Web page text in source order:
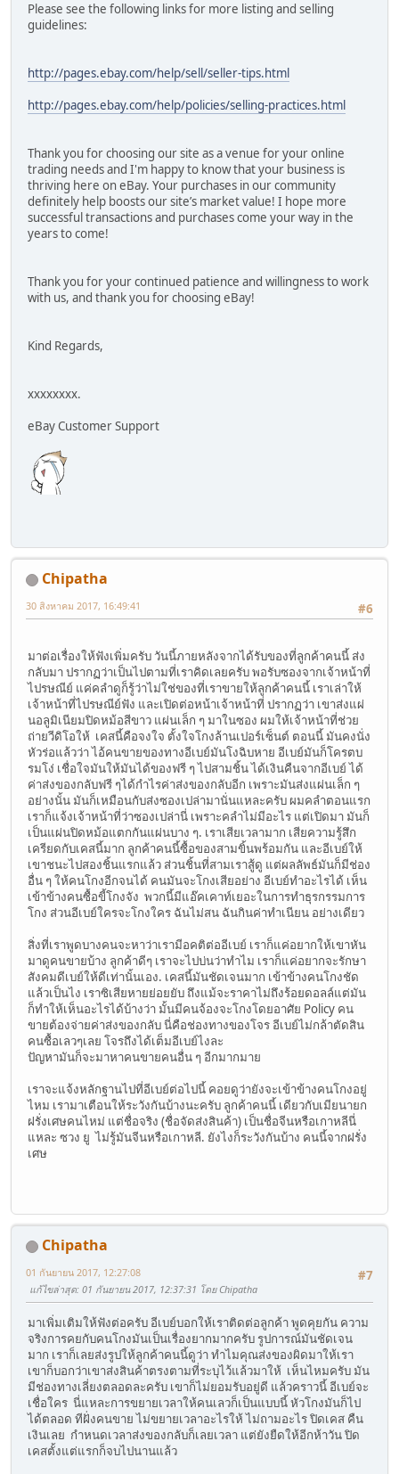
Please see the following links for more listing and selling
guidelines:
http://pages.ebay.com/help/sell/seller-tips.html
http://pages.ebay.com/help/policies/selling-practices.html
Thank you for choosing our site as a venue for your online
trading needs and I'm happy to know that your business is
thriving here on eBay. Your purchases in our community
definitely help boosts our site’s market value! I hope more
successful transactions and purchases come your way in the
years to come!
Thank you for your continued patience and willingness to work
with us, and thank you for choosing eBay!
Kind Regards,
xxxxxxxx.
eBay Customer Support
Chipatha
#6
30 สิงหาคม 2017, 16:49:41
มาต่อเรื่องให้ฟังเพิ่มครับ วันนี้ภายหลังจากได้รับของที่ลูกค้าคนนี้ ส่ง
กลับมา ปรากฏว่าเป็นไปตามที่เราคิดเลยครับ พอรับซองจากเจ้าหน้าที่
ไปรษณีย์ แค่คลำดูก็รู้ว่าไม่ใช่ของที่เราขายให้ลูกค้าคนนี้ เราเล่าให้
เจ้าหน้าที่ไปรษณีย์ฟัง และเปิดต่อหน้าเจ้าหน้าที่ ปรากฏว่า เขาส่งแผ่
นอลูมิเนียมปิดหม้อสีขาว แผ่นเล็ก ๆ มาในซอง ผมให้เจ้าหน้าที่ช่วย
ถ่ายวีดิโอให้ เคสนี้คือจงใจ ตั้งใจโกงล้านเปอร์เซ็นต์ ตอนนี้ มันคงนั่ง
หัวร่อแล้วว่า ไอ้คนขายของทางอีเบย์มันโงฉิบหาย อีเบย์มันก็โครตบ
รมโง่ เชื่อใจมันให้มันได้ของฟรี ๆ ไปสามชิ้น ได้เงินคืนจากอีเบย์ ได้
ค่าส่งของกลับฟรี ๆได้กำไรค่าส่งของกลับอีก เพราะมันส่งแผ่นเล็ก ๆ
อย่างนั้น มันก็เหมือนกับส่งซองเปล่ามานั่นแหละครับ ผมคลำตอนแรก
เราก็แจ้งเจ้าหน้าที่ว่าซองเปล่านี่ เพราะคลำไม่มีอะไร แต่เปิดมา มันก็
เป็นแผ่นปิดหม้อแตกกันแผ่นบาง ๆ. เราเสียเวลามาก เสียความรู้สึก
เครียดกับเคสนี้มาก ลูกค้าคนนี้ซื้อของสามขิ้นพร้อมกัน และอีเบย์ให้
เขาชนะไปสองชิ้นแรกแล้ว ส่วนชิ้นที่สามเราสู้ดู แต่ผลลัพธ์มันก็มีช่อง
อื่น ๆ ให้คนโกงอีกจนได้ คนมันจะโกงเสียอย่าง อีเบย์ทำอะไรได้ เห็น
เข้าข้างคนซื้อขี้โกงจัง พวกนี้มีแอ๊คเคาท์เยอะในการทำธุรกรรมการ
โกง ส่วนอีเบย์ใครจะโกงใคร ฉันไม่สน ฉันกินค่าทำเนียน อย่างเดียว
สิ่งที่เราพูดบางคนจะหาว่าเรามีอคติต่ออีเบย์ เราก็แค่อยากให้เขาหัน
มาดูคนขายบ้าง ลูกค้าดีๆ เราจะไปบ่นว่าทำไม เราก็แค่อยากจะรักษา
สังคมดีเบย์ให้ดีเท่านั้นเอง. เคสนี้มันชัดเจนมาก เข้าข้างคนโกงชัด
แล้วเป็นไง เราซิเสียหายย่อยยับ ถึงแม้จะราคาไม่ถึงร้อยดอลล์แต่มัน
ก็ทำให้เห็นอะไรได้บ้างว่า มั้นมีคนจ้องจะโกงโดยอาศัย Policy คน
ขายต้องจ่ายค่าส่งของกลับ นี่คือช่องทางของโจร อีเบย์ไม่กล้าตัดสิน
คนซื้อเลวๆเลย โจรถึงได้เต็มอีเบย์ไงละ
ปัญหามันก็จะมาหาคนขายคนอื่น ๆ อีกมากมาย
เราจะแจ้งหลักฐานไปที่อีเบย์ต่อไปนี้ คอยดูว่ายังจะเข้าข้างคนโกงอยู่
ไหม เรามาเตือนให้ระวังกันบ้างนะครับ ลูกค้าคนนี้ เดียวกับเมียนายก
ฝรั่งเศษคนไหม่ แต่ชื่อจริง (ชื่อจัดส่งสินค้า) เป็นชื่อจีนหรือเกาหลีนี่
แหละ ซวง ยู ไม่รู้มันจีนหรือเกาหลี. ยังไงก็ระวังกันบ้าง คนนี้จากฝรั่ง
เศษ
Chipatha
#7
01 กันยายน 2017, 12:27:08
แก้ไขล่าสุด: 01 กันยายน 2017, 12:37:31 โดย Chipatha
มาเพิ่มเติมให้ฟังต่อครับ อีเบย์บอกให้เราติดต่อลูกค้า พูดคุยกัน ความ
จริงการคยกับคนโกงมันเป็นเรื่องยากมากครับ รูปการณ์มันชัดเจน
มาก เราก็เลยส่งรูปให้ลูกค้าคนนี้ดูว่า ทำไมคุณส่งของผิดมาให้เรา
เขาก็บอกว่าเขาส่งสินค้าตรงตามที่ระบุไว้แล้วมาให้ เห็นไหมครับ มัน
มีช่องทางเลี่ยงตลอดละครับ เขาก็ไม่ยอมรับอยู่ดี แล้วคราวนี้ อีเบย์จะ
เชื่อใคร นี่แหละการขยายเวลาให้คนเลวก็เป็นแบบนี้ หัวโกงมันก็ไป
ได้ตลอด ทีฝั่งคนขาย ไม่ขยายเวลาอะไรให้ ไม่ถามอะไร ปิดเคส คืน
เงินเลย กำหนดเวลาส่งของกลับก็เลยเวลา แต่ยังยืดให้อีกห้าวัน ปิด
เคสตั้งแต่แรกก็จบไปนานแล้ว